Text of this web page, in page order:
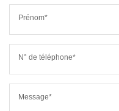
Prénom*
N° de téléphone*
Message*